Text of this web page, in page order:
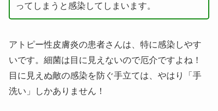
ってしまうと感染してしまいます。
アトピー性皮膚炎の患者さんは、特に感染しやす
いです。細菌は目に見えないので厄介ですよね！
目に見えぬ敵の感染を防ぐ手立ては、やはり「手
洗い」しかありません！